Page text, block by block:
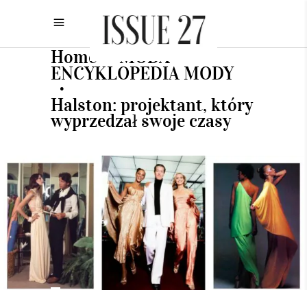
Home MODA
ENCYKLOPEDIA MODY
•
Halston: projektant, który
wyprzedzał swoje czasy